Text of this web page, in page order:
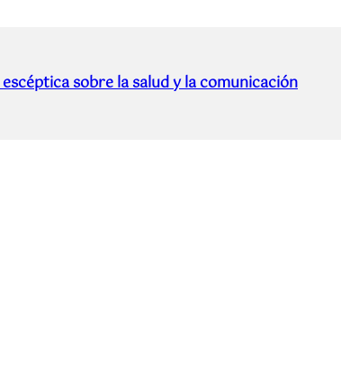
sobre la salud y la comunicación